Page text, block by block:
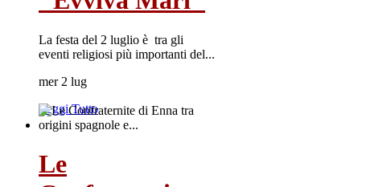
La festa del 2 luglio è tra gli
eventi religiosi più importanti del...
mer 2 lug
Leggi Tutto
Le